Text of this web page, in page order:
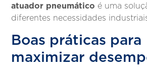
atuador pneumático é uma
diferentes necessidades
Boas práticas para
maximizar